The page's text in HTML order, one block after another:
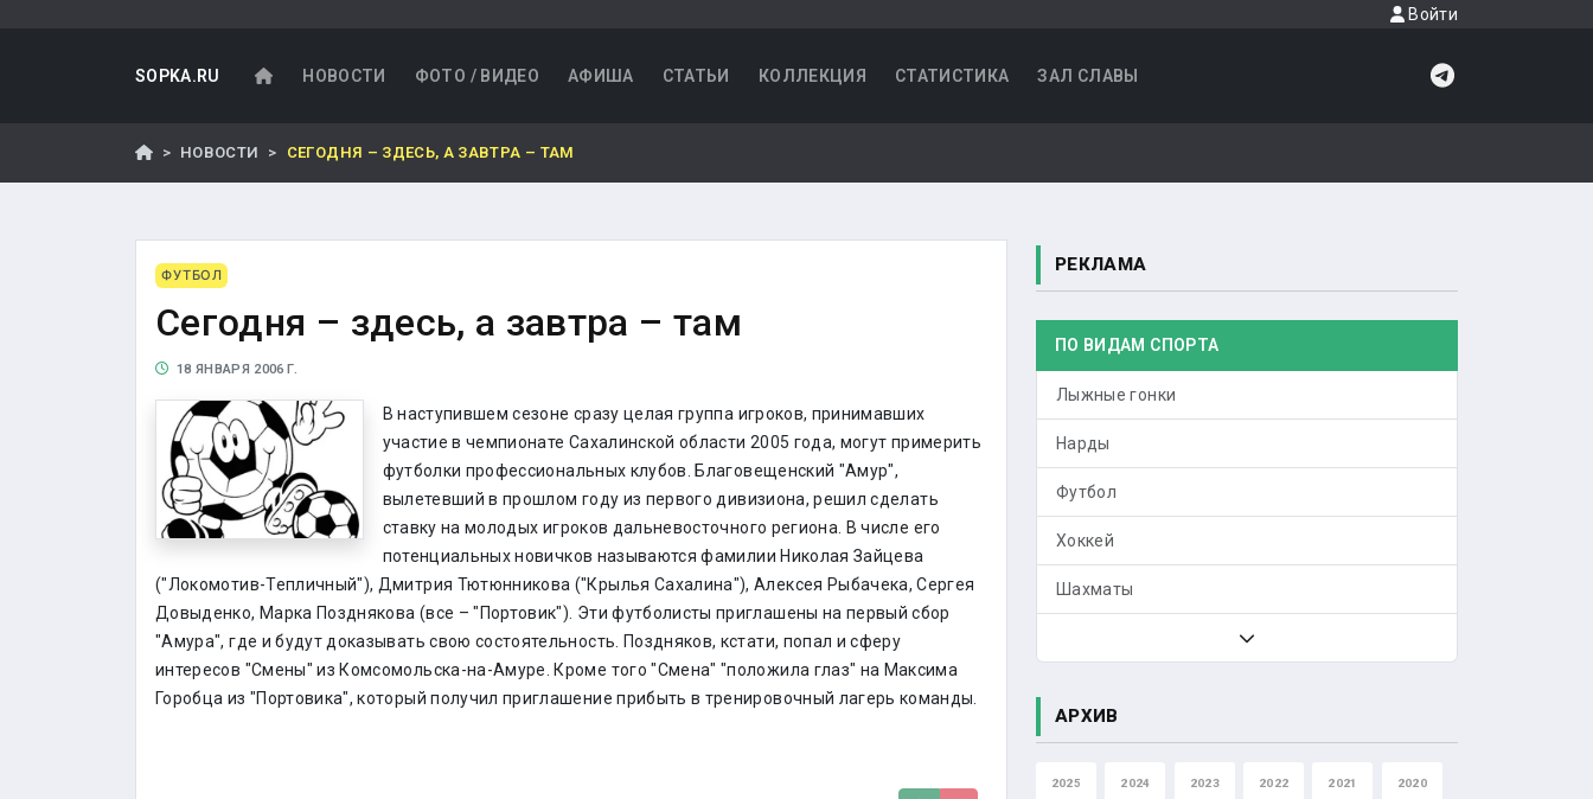
Войти
SOPKA.RU НОВОСТИ ФОТО / ВИДЕО АФИША СТАТЬИ КОЛЛЕКЦИЯ СТАТИСТИКА ЗАЛ СЛАВЫ
НОВОСТИ СЕГОДНЯ – ЗДЕСЬ, А ЗАВТРА – ТАМ
ФУТБОЛ
Сегодня – здесь, а завтра – там
18 ЯНВАРЯ 2006 Г.
В наступившем сезоне сразу целая группа игроков, принимавших
участие в чемпионате Сахалинской области 2005 года, могут примерить
футболки профессиональных клубов. Благовещенский "Амур",
вылетевший в прошлом году из первого дивизиона, решил сделать
ставку на молодых игроков дальневосточного региона. В числе его
потенциальных новичков называются фамилии Николая Зайцева
("Локомотив-Тепличный"), Дмитрия Тютюнникова ("Крылья Сахалина"), Алексея Рыбачека, Сергея
Довыденко, Марка Позднякова (все – "Портовик"). Эти футболисты приглашены на первый сбор
"Амура", где и будут доказывать свою состоятельность. Поздняков, кстати, попал и сферу
интересов "Смены" из Комсомольска-на-Амуре. Кроме того "Смена" "положила глаз" на Максима
Горобца из "Портовика", который получил приглашение прибыть в тренировочный лагерь команды.
РЕКЛАМА
ПО ВИДАМ СПОРТА
Лыжные гонки
Нарды
Футбол
Хоккей
Шахматы
АРХИВ
2025 2024 2023 2022 2021 2020